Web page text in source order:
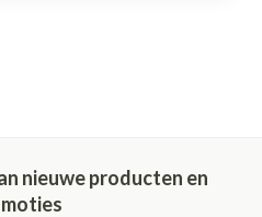
nieuwe producten en